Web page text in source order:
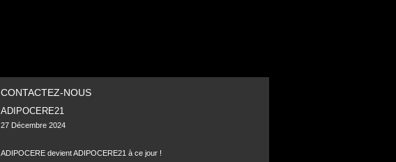
CONTACTEZ-NOUS
ADIPOCERE21
27 Décembre 2024
ADIPOCERE devient ADIPOCERE21 à ce jour !